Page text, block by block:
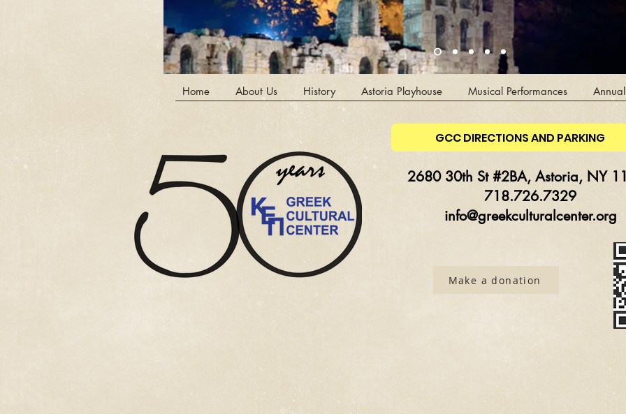
Home About Us History Astoria Playhouse Musical Performances
GCC DIRECTIONS AND PARKING
2680 30th St #2BA, Astoria, NY
718.726.7329
info@greekculturalcenter.org
Make a donation